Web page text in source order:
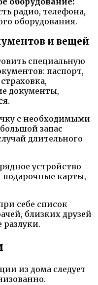
радио, телефона,
оборудования.
и вещей
специальную
паспорт,
документы,
с необходимыми
запас
длительного
устройство
подарочные карты,
себе список
близких друзей
разлуки.
из дома следует